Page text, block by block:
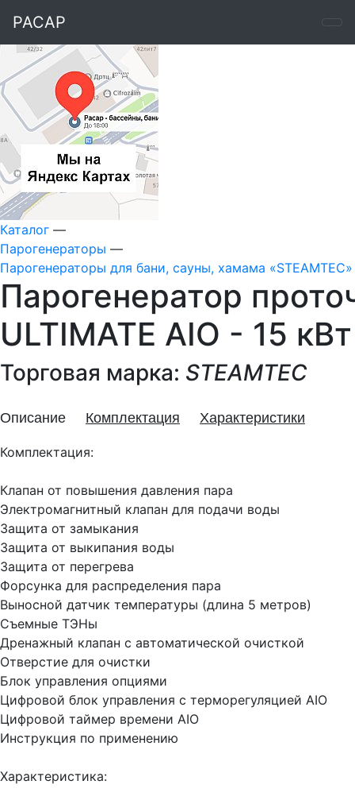
РАСАР
Каталог —
Парогенераторы —
Парогенераторы для бани, сауны, хамама «STEAMTEC»
Парогенератор
ULTIMATE AIO - 15 кВт
Торговая марка: STEAMTEC
Описание Комплектация Характеристики
Комплектация:
Клапан от повышения давления пара
Электромагнитный клапан для подачи воды
Защита от замыкания
Защита от выкипания воды
Защита от перегрева
Форсунка для распределения пара
Выносной датчик температуры (длина 5 метров)
Съемные ТЭНы
Дренажный клапан с автоматической очисткой
Отверстие для очистки
Блок управления опциями
Цифровой блок управления с терморегуляцией AIO
Цифровой таймер времени AIO
Инструкция по применению
Характеристика: